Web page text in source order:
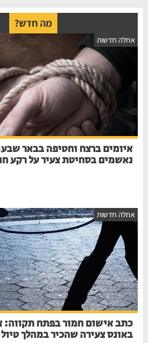
מה חדש?
חדשות
איומים ברצח וחטיפה בבאר שבע:
נאשמים בסחיטת צעיר על רקע חוב
חדשות
כתב אישום חמור בפתח תקווה:
באונס צעירה שהכיר במהלך טיול